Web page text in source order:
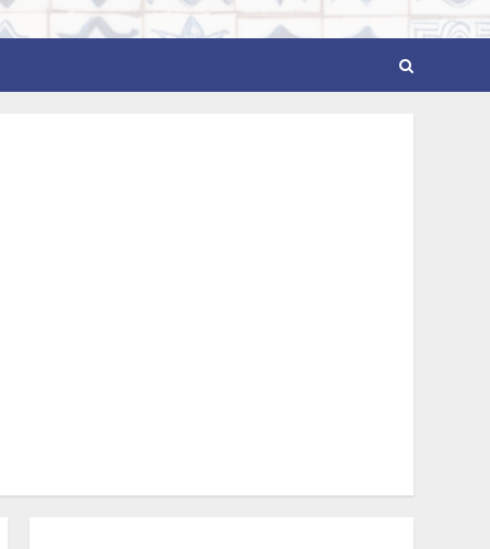
Miguel chega a Montes